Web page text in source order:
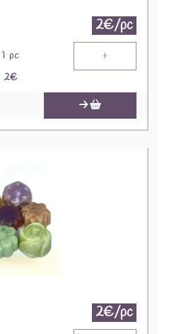
2€/pc
1 pc +
2€
2€/pc